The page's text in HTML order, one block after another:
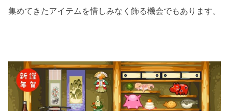
集めてきたアイテムを惜しみなく飾る機会でもあります。